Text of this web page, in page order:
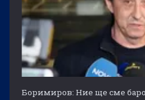
Боримиров: Ние ще сме